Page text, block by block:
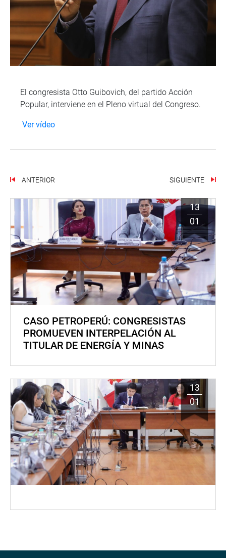
El congresista Otto Guibovich, del partido Acción
Popular, interviene en el Pleno virtual del Congreso.
Ver vídeo
ANTERIOR SIGUIENTE
13
01
CASO PETROPERÚ: CONGRESISTAS
PROMUEVEN INTERPELACIÓN AL
TITULAR DE ENERGÍA Y MINAS
13
01